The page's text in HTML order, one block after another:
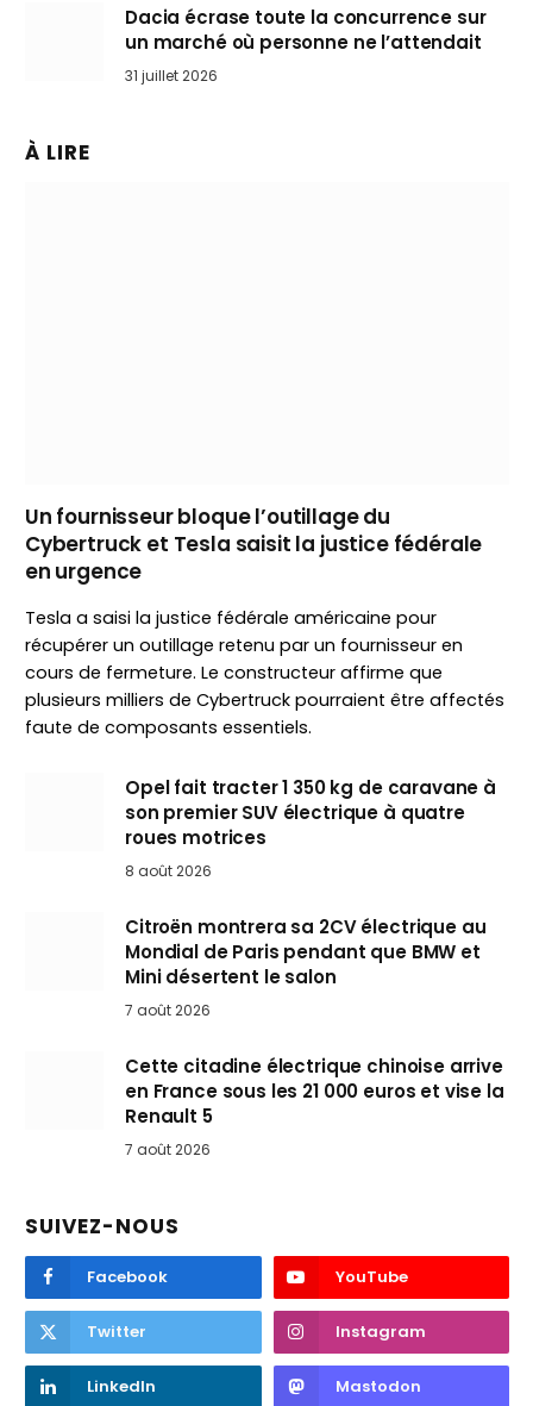
Dacia écrase toute la concurrence sur
un marché où personne ne l’attendait
31 juillet 2026
À LIRE
Un fournisseur bloque l’outillage du
Cybertruck et Tesla saisit la justice fédérale
en urgence
Tesla a saisi la justice fédérale américaine pour
récupérer un outillage retenu par un fournisseur en
cours de fermeture. Le constructeur affirme que
plusieurs milliers de Cybertruck pourraient être affectés
faute de composants essentiels.
Opel fait tracter 1 350 kg de caravane à
son premier SUV électrique à quatre
roues motrices
8 août 2026
Citroën montrera sa 2CV électrique au
Mondial de Paris pendant que BMW et
Mini désertent le salon
7 août 2026
Cette citadine électrique chinoise arrive
en France sous les 21 000 euros et vise la
Renault 5
7 août 2026
SUIVEZ-NOUS
Facebook YouTube
Twitter Instagram
LinkedIn Mastodon